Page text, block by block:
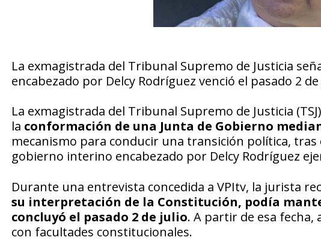
La exmagistrada del Tribunal Supremo de Justicia
encabezado por Delcy Rodríguez venció el pasado 2
La exmagistrada del Tribunal Supremo de Justicia
la conformación de una Junta de Gobierno
mecanismo para conducir una transición política,
gobierno interino encabezado por Delcy Rodríguez
Durante una entrevista concedida a VPItv, la jurista
su interpretación de la Constitución, podía
concluyó el pasado 2 de julio. A partir de esa
con facultades constitucionales.